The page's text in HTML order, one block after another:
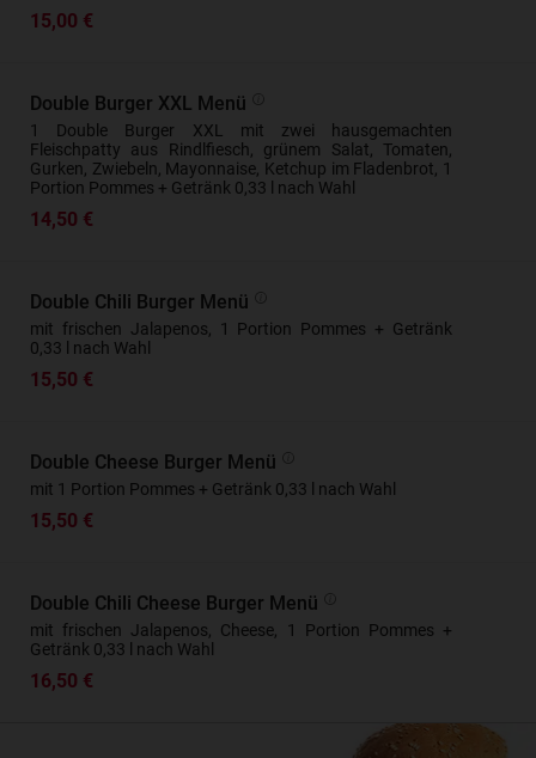
15,00 €
Double Burger XXL Menü
1 Double Burger XXL mit zwei hausgemachten
Fleischpatty aus Rindlfiesch, grünem Salat, Tomaten,
Gurken, Zwiebeln, Mayonnaise, Ketchup im Fladenbrot, 1
Portion Pommes + Getränk 0,33 l nach Wahl
14,50 €
Double Chili Burger Menü
mit frischen Jalapenos, 1 Portion Pommes + Getränk
0,33 l nach Wahl
15,50 €
Double Cheese Burger Menü
mit 1 Portion Pommes + Getränk 0,33 l nach Wahl
15,50 €
Double Chili Cheese Burger Menü
mit frischen Jalapenos, Cheese, 1 Portion Pommes +
Getränk 0,33 l nach Wahl
16,50 €